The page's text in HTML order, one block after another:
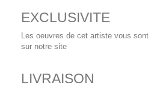
EXCLUSIVITE
Les oeuvres de cet artiste vous
sur notre site
LIVRAISON